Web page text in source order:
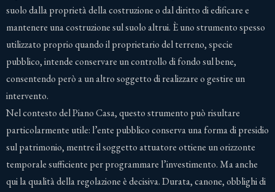
suolo dalla proprietà della costruzione o dal diritto di edificare e
mantenere una costruzione sul suolo altrui. È uno strumento spesso
utilizzato proprio quando il proprietario del terreno, specie
pubblico, intende conservare un controllo di fondo sul bene,
consentendo però a un altro soggetto di realizzare o gestire un
intervento.
Nel contesto del Piano Casa, questo strumento può risultare
particolarmente utile: l’ente pubblico conserva una forma di presidio
sul patrimonio, mentre il soggetto attuatore ottiene un orizzonte
temporale sufficiente per programmare l’investimento. Ma anche
qui la qualità della regolazione è decisiva. Durata, canone, obblighi di